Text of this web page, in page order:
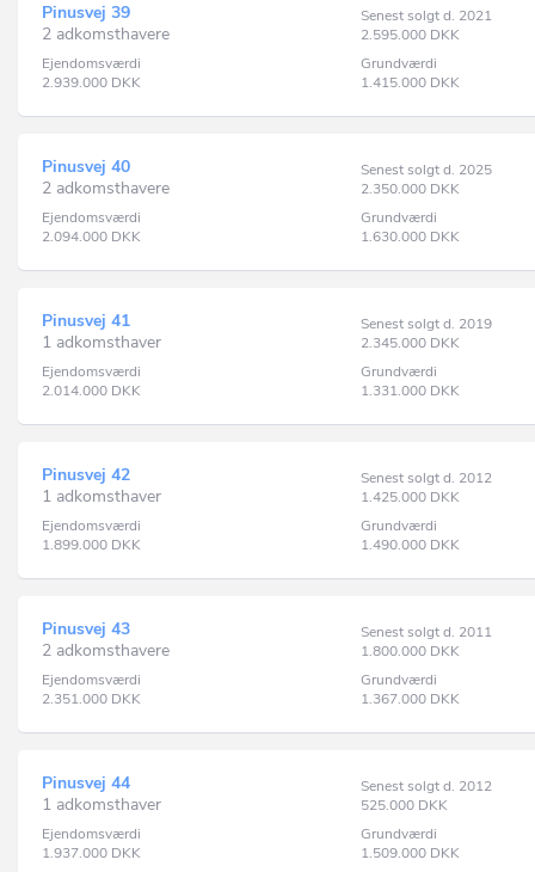
Pinusvej 39
2 adkomsthavere
Senest solgt d. 2021
2.595.000 DKK
Ejendomsværdi
2.939.000 DKK
Grundværdi
1.415.000 DKK
Pinusvej 40
2 adkomsthavere
Senest solgt d. 2025
2.350.000 DKK
Ejendomsværdi
2.094.000 DKK
Grundværdi
1.630.000 DKK
Pinusvej 41
1 adkomsthaver
Senest solgt d. 2019
2.345.000 DKK
Ejendomsværdi
2.014.000 DKK
Grundværdi
1.331.000 DKK
Pinusvej 42
1 adkomsthaver
Senest solgt d. 2012
1.425.000 DKK
Ejendomsværdi
1.899.000 DKK
Grundværdi
1.490.000 DKK
Pinusvej 43
2 adkomsthavere
Senest solgt d. 2011
1.800.000 DKK
Ejendomsværdi
2.351.000 DKK
Grundværdi
1.367.000 DKK
Pinusvej 44
1 adkomsthaver
Senest solgt d. 2012
525.000 DKK
Ejendomsværdi
1.937.000 DKK
Grundværdi
1.509.000 DKK